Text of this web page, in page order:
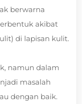
berwarna
akibat
di lapisan kulit.
namun dalam
masalah
dengan baik.